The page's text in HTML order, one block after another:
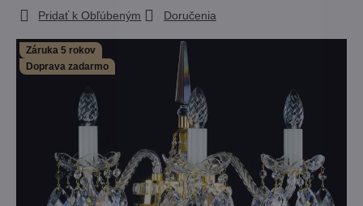
Záruka 5 rokov
Doprava zadarmo
Pridať k Obľúbeným Doručenia